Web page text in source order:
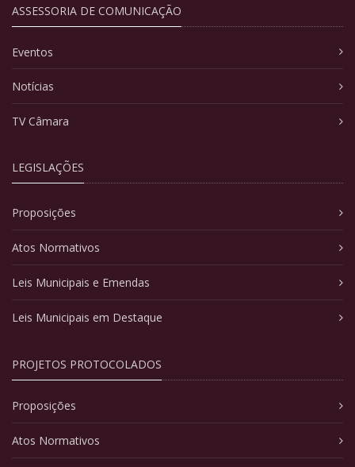
ASSESSORIA DE COMUNICAÇÃO
Eventos
Notícias
TV Câmara
LEGISLAÇÕES
Proposições
Atos Normativos
Leis Municipais e Emendas
Leis Municipais em Destaque
PROJETOS PROTOCOLADOS
Proposições
Atos Normativos